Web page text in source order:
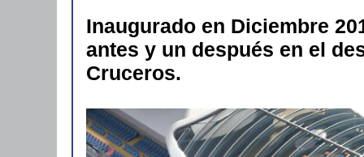
Inaugurado en Diciembre
antes y un después en el
Cruceros.